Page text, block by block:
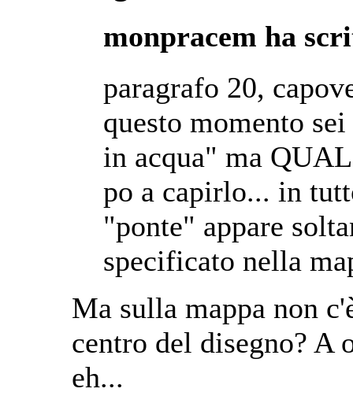
monpracem ha
paragrafo 20,
questo momento
in acqua" ma
po a capirlo... in
"ponte" appare
specificato nella
Ma sulla mappa non
centro del disegno? A
eh...